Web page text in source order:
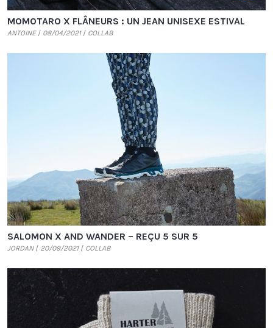
Source : Flâneurs
MOMOTARO X FLÂNEURS : UN JEAN UNISEXE ESTIVAL
ANTOINE 08/04/2021 COLLAB
SALOMON X AND WANDER – REÇU 5 SUR 5
JORDAN 20/09/2021 COLLAB